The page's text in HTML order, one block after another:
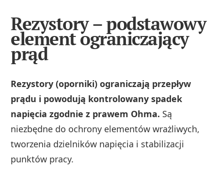
Rezystory – podstawowy
element ograniczający
prąd
Rezystory (oporniki) ograniczają przepływ
prądu i powodują kontrolowany spadek
napięcia zgodnie z prawem Ohma. Są
niezbędne do ochrony elementów wrażliwych,
tworzenia dzielników napięcia i stabilizacji
punktów pracy.